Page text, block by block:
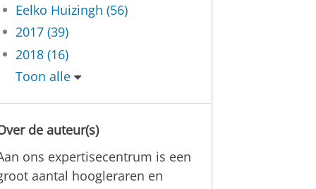
Eelko Huizingh (56)
2017 (39)
2018 (16)
Toon alle
de auteur(s)
ons expertisecentrum is een
aantal hoogleraren en